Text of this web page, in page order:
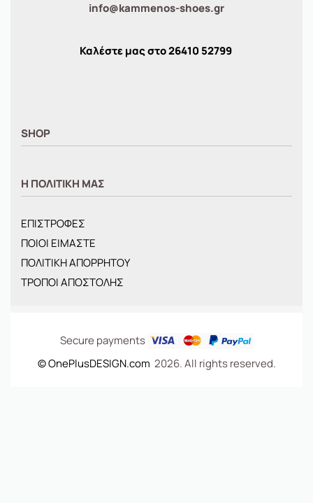
info@kammenos-shoes.gr
Καλέστε μας στο26410 52799
SHOP
ΓΥΝΑΙΚΕΙΑ
BRANDS
ΝΕΕΣ ΑΦΙΞΕΙΣ
OFFERS
ΤΣΑΝΤΕΣ
Η ΠΟΛΙΤΙΚΗ ΜΑΣ
ΕΠΙΣΤΡΟΦΕΣ
ΠΟΙΟΙ ΕΙΜΑΣΤΕ
ΠΟΛΙΤΙΚΗ ΑΠΟΡΡΗΤΟΥ
ΤΡΟΠΟΙ ΑΠΟΣΤΟΛΗΣ
Secure payments
© OnePlusDESIGN.com 2026. All rights reserved.